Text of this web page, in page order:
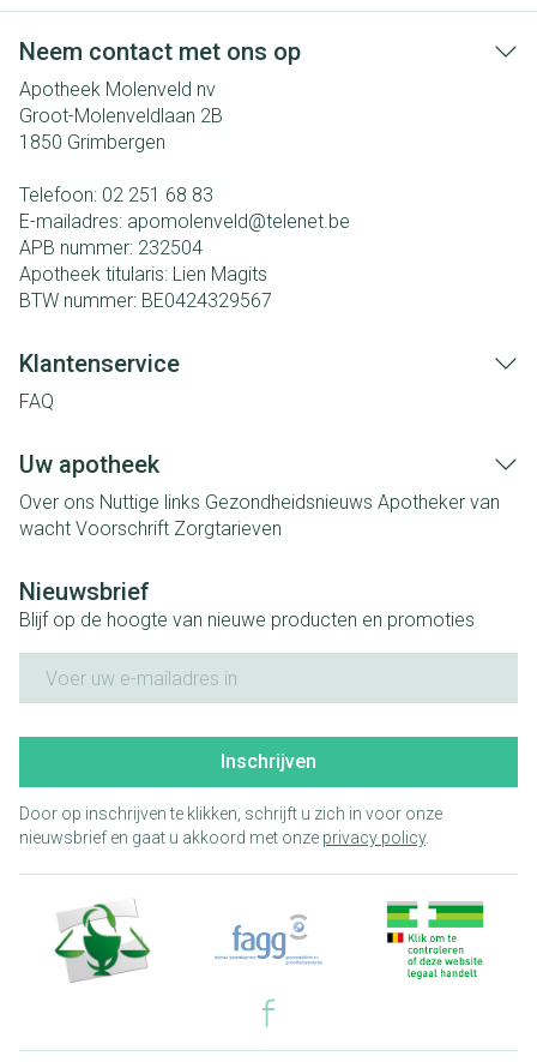
Neem contact met ons op
Apotheek Molenveld nv
Groot-Molenveldlaan 2B
1850 Grimbergen
Telefoon: 02 251 68 83
E-mailadres: apomolenveld@telenet.be
APB nummer: 232504
Apotheek titularis: Lien Magits
BTW nummer: BE0424329567
Klantenservice
FAQ
Uw apotheek
Over ons Nuttige links Gezondheidsnieuws Apotheker van
wacht Voorschrift Zorgtarieven
Nieuwsbrief
Blijf op de hoogte van nieuwe producten en promoties
Inschrijven
Door op inschrijven te klikken, schrijft u zich in voor onze
nieuwsbrief en gaat u akkoord met onze privacy policy.